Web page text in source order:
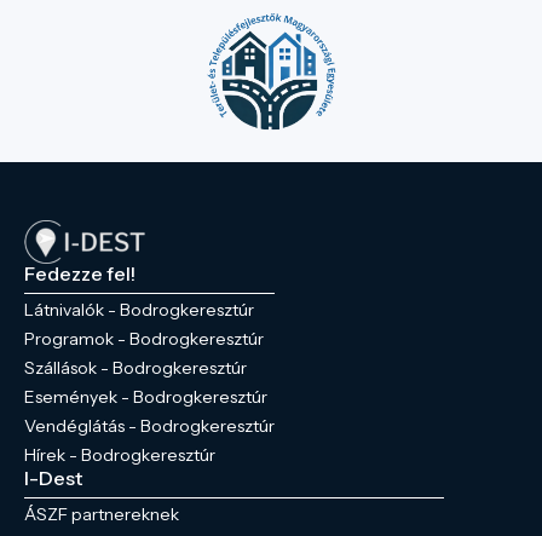
Fedezze fel!
Látnivalók - Bodrogkeresztúr
Programok - Bodrogkeresztúr
Szállások - Bodrogkeresztúr
Események - Bodrogkeresztúr
Vendéglátás - Bodrogkeresztúr
Hírek - Bodrogkeresztúr
I-Dest
ÁSZF partnereknek